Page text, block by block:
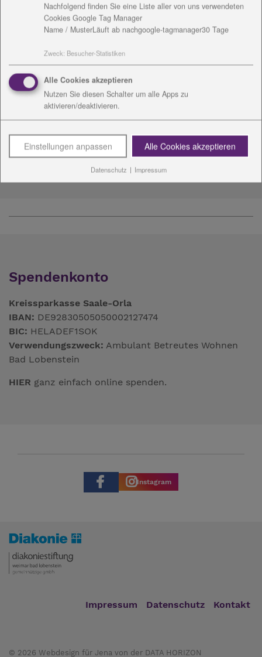
Kontakt
Gabriele Hoh
Bayerische Straße 13
07356 Bad Lobenstein
Tel.: 036651 - 3989-5950
Mail:G.Hoh@diakonie-wl.de
Download: vCard
Spendenkonto
Kreissparkasse Saale-Orla
IBAN: DE92830505050002127474
BIC: HELADEF1SOK
Verwendungszweck: Ambulant Betreutes Wohnen
Bad Lobenstein
HIER ganz einfach online spenden.
Instagram
Impressum Datenschutz Kontakt
© 2026 Webdesign für Jena von der DATA HORIZON
Nachfolgend finden Sie eine Liste aller von uns verwendeten
Cookies Google Tag Manager
Name / MusterLäuft ab nachgoogle-tagmanager30 Tage
Zweck: Besucher-Statistiken
Alle Cookies akzeptieren
Nutzen Sie diesen Schalter um alle Apps zu
aktivieren/deaktivieren.
Einstellungen anpassen Alle Cookies akzeptieren
Datenschutz | Impressum